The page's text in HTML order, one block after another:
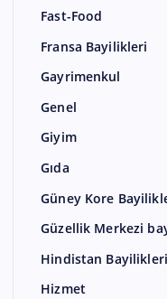
Fast-Food
Fransa Bayilikleri
Gayrimenkul
Genel
Giyim
Gıda
Güney Kore
Güzellik Merkezi
Hindistan Bayilikleri
Hizmet